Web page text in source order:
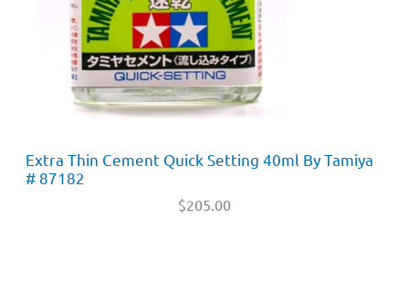
Extra Thin Cement Quick Setting 40ml By Tamiya
# 87182
$205.00